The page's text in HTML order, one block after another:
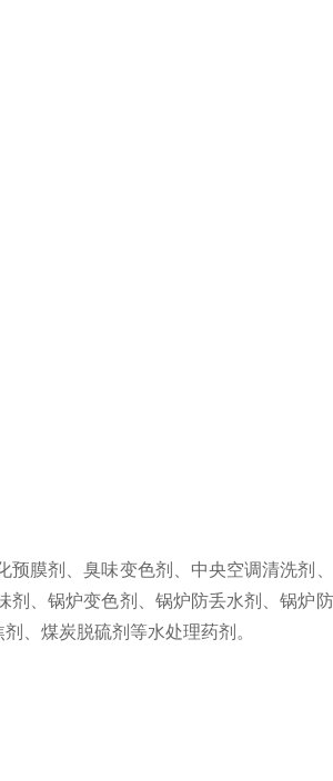
膜剂、臭味变色剂、中央空调清洗剂
、锅炉变色剂、锅炉防丢水剂、锅炉
、煤炭脱硫剂等水处理药剂。